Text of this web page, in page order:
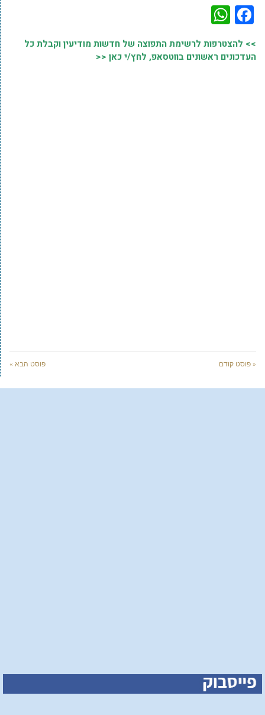
Facebook
>> להצטרפות לרשימת התפוצה של חדשות מודיעין וקבלת כל
העדכונים ראשונים בווטסאפ, לחץ/י כאן <<
« פוסט קודם פוסט הבא »